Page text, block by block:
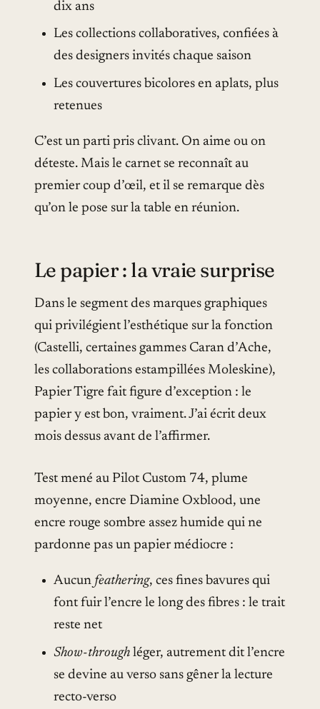
dix ans
Les collections collaboratives, confiées à
des designers invités chaque saison
Les couvertures bicolores en aplats, plus
retenues
C’est un parti pris clivant. On aime ou on
déteste. Mais le carnet se reconnaît au
premier coup d’œil, et il se remarque dès
qu’on le pose sur la table en réunion.
Le papier : la vraie surprise
Dans le segment des marques graphiques
qui privilégient l’esthétique sur la fonction
(Castelli, certaines gammes Caran d’Ache,
les collaborations estampillées Moleskine),
Papier Tigre fait figure d’exception : le
papier y est bon, vraiment. J’ai écrit deux
mois dessus avant de l’affirmer.
Test mené au Pilot Custom 74, plume
moyenne, encre Diamine Oxblood, une
encre rouge sombre assez humide qui ne
pardonne pas un papier médiocre :
Aucun feathering, ces fines bavures qui
font fuir l’encre le long des fibres : le trait
reste net
Show-throughléger, autrement dit l’encre
se devine au verso sans gêner la lecture
recto-verso